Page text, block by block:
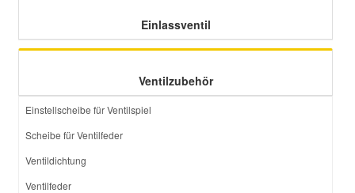
Einlassventil
Ventilzubehör
Einstellscheibe für Ventilspiel
Scheibe für Ventilfeder
Ventildichtung
Ventilfeder
Skoda Ersatzteile
Suzuki Ersatzteile